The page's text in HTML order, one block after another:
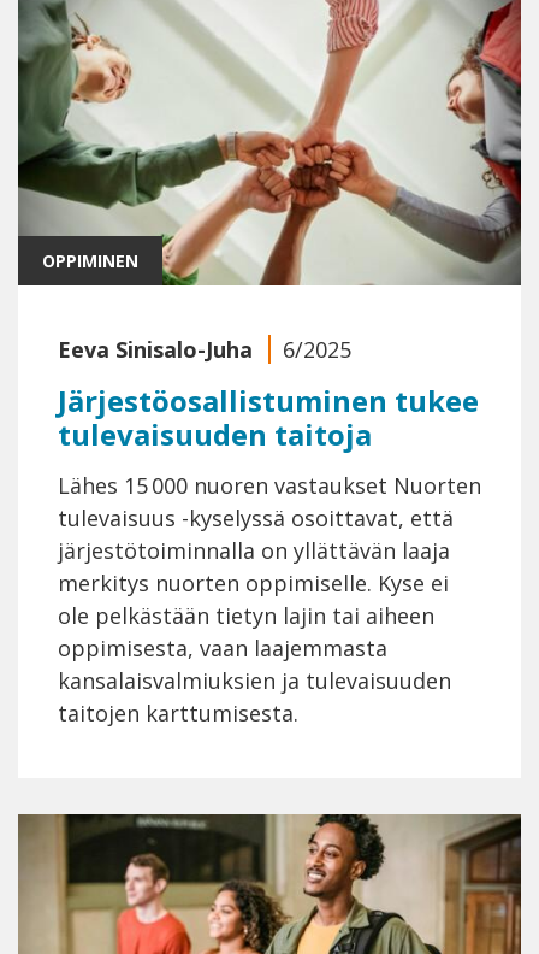
OPPIMINEN
Eeva Sinisalo-Juha 6/2025
Järjestöosallistuminen tukee
tulevaisuuden taitoja
Lähes 15 000 nuoren vastaukset Nuorten
tulevaisuus -kyselyssä osoittavat, että
järjestötoiminnalla on yllättävän laaja
merkitys nuorten oppimiselle. Kyse ei
ole pelkästään tietyn lajin tai aiheen
oppimisesta, vaan laajemmasta
kansalaisvalmiuksien ja tulevaisuuden
taitojen karttumisesta.